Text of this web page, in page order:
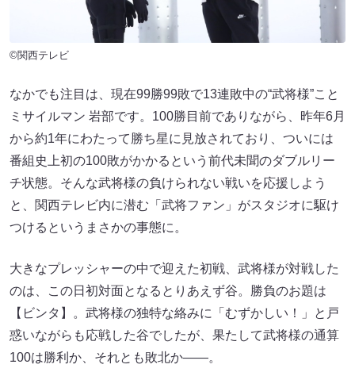
©関西テレビ
なかでも注目は、現在99勝99敗で13連敗中の“武将様”こと
ミサイルマン 岩部です。100勝目前でありながら、昨年6月
から約1年にわたって勝ち星に見放されており、ついには
番組史上初の100敗がかかるという前代未聞のダブルリー
チ状態。そんな武将様の負けられない戦いを応援しよう
と、関西テレビ内に潜む「武将ファン」がスタジオに駆け
つけるというまさかの事態に。
大きなプレッシャーの中で迎えた初戦、武将様が対戦した
のは、この日初対面となるとりあえず谷。勝負のお題は
【ビンタ】。武将様の独特な絡みに「むずかしい！」と戸
惑いながらも応戦した谷でしたが、果たして武将様の通算
100は勝利か、それとも敗北か――。